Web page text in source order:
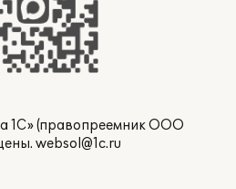
1С» (правопреемник ООО
websol@1c.ru